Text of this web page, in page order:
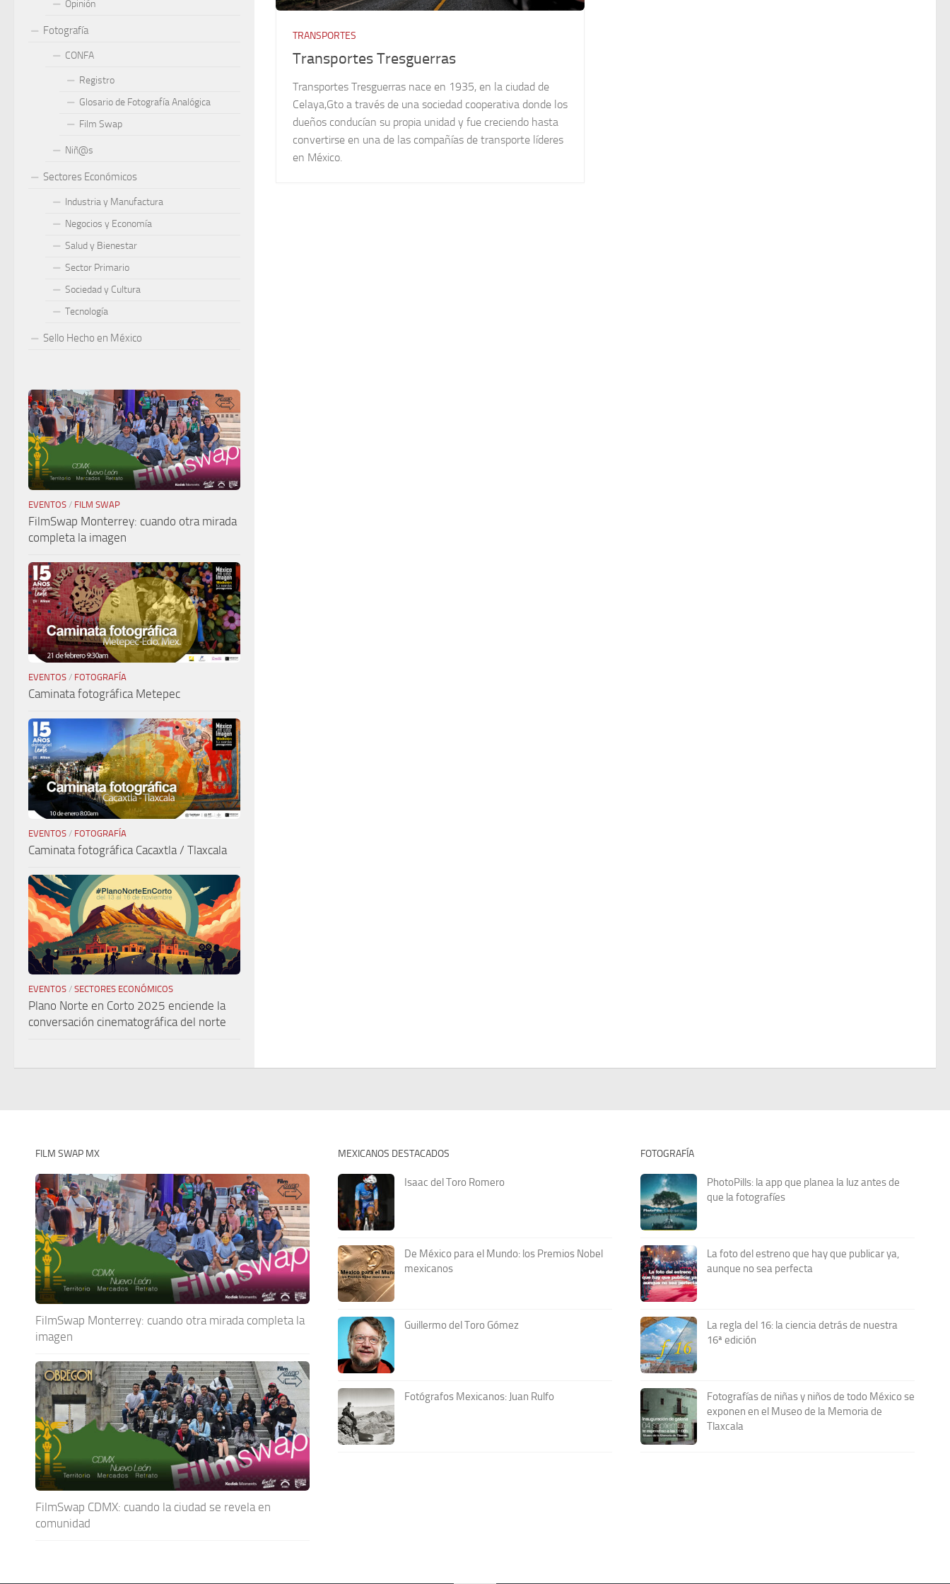
TRANSPORTES
Transportes Tresguerras
Transportes Tresguerras nace en 1935, en la ciudad de
Celaya,Gto a través de una sociedad cooperativa donde los
dueños conducían su propia unidad y fue creciendo hasta
convertirse en una de las compañías de transporte líderes
en México.
Opinión
Fotografía
CONFA
Registro
Glosario de Fotografía Analógica
Film Swap
Niñ@s
Sectores Económicos
Industria y Manufactura
Negocios y Economía
Salud y Bienestar
Sector Primario
Sociedad y Cultura
Tecnología
Sello Hecho en México
EVENTOS / FILM SWAP
FilmSwap Monterrey: cuando otra mirada
completa la imagen
EVENTOS / FOTOGRAFÍA
Caminata fotográfica Metepec
EVENTOS / FOTOGRAFÍA
Caminata fotográfica Cacaxtla / Tlaxcala
EVENTOS / SECTORES ECONÓMICOS
Plano Norte en Corto 2025 enciende la
conversación cinematográfica del norte
FILM SWAP MX
FilmSwap Monterrey: cuando otra mirada completa la
imagen
FilmSwap CDMX: cuando la ciudad se revela en
comunidad
MEXICANOS DESTACADOS
Isaac del Toro Romero
De México para el Mundo: los Premios Nobel
mexicanos
Guillermo del Toro Gómez
Fotógrafos Mexicanos: Juan Rulfo
FOTOGRAFÍA
PhotoPills: la app que planea la luz antes de
que la fotografíes
La foto del estreno que hay que publicar ya,
aunque no sea perfecta
La regla del 16: la ciencia detrás de nuestra
16ª edición
Fotografías de niñas y niños de todo México se
exponen en el Museo de la Memoria de
Tlaxcala